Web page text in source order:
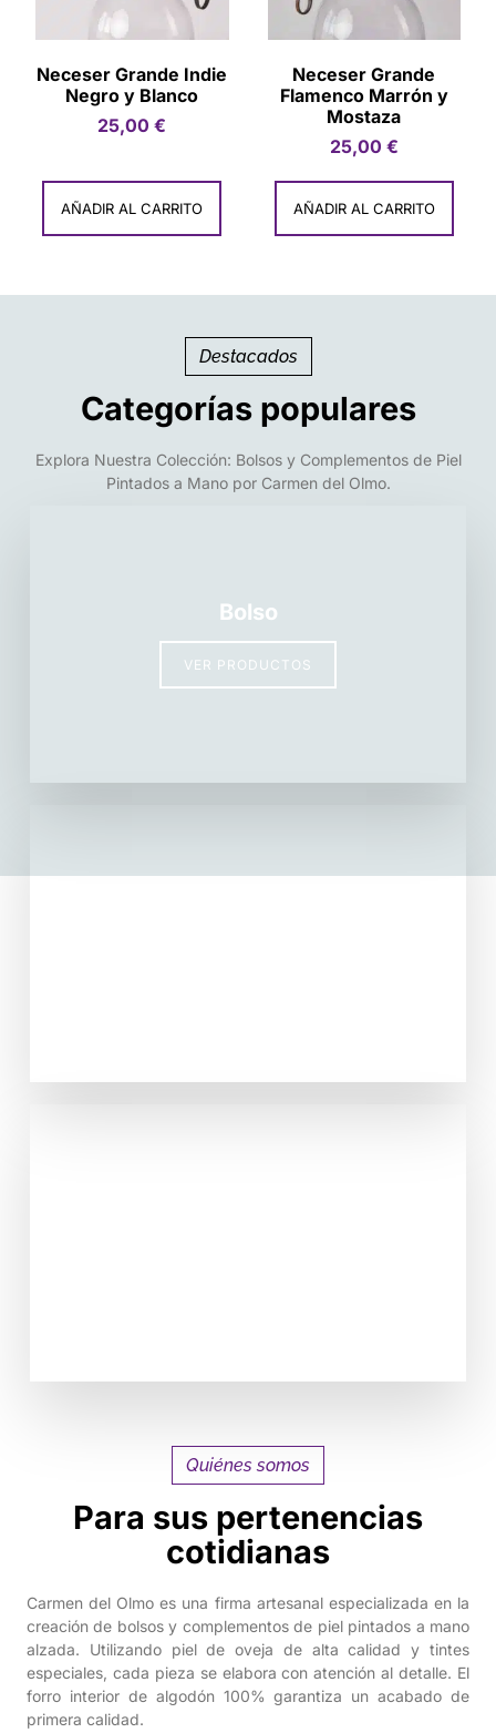
Neceser Grande Indie
Negro y Blanco
25,00€
AÑADIR AL CARRITO
Neceser Grande
Flamenco Marrón y
Mostaza
25,00 €
AÑADIR AL CARRITO
Destacados
Categorías populares
Explora Nuestra Colección: Bolsos y Complementos de Piel
Pintados a Mano por Carmen del Olmo.
Bolso
VER PRODUCTOS
Quiénes somos
Para sus pertenencias
cotidianas
Carmen del Olmo es una firma artesanal especializada en la
creación de bolsos y complementos de piel pintados a mano
alzada. Utilizando piel de oveja de alta calidad y tintes
especiales, cada pieza se elabora con atención al detalle. El
forro interior de algodón 100% garantiza un acabado de
primera calidad.